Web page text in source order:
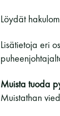
Löydät
Lisätietoja eri
Muista tuoda
Muistathan